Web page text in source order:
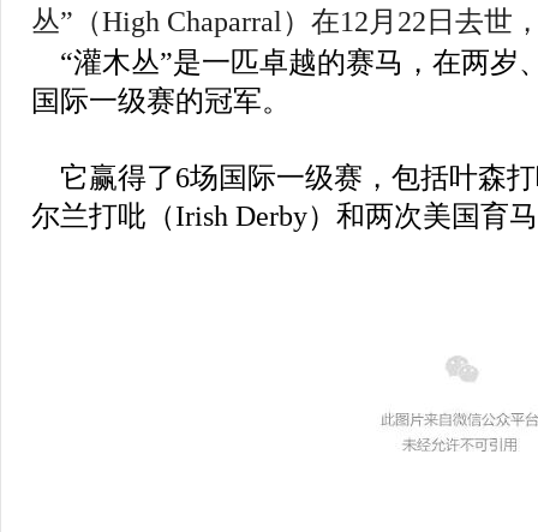
丛”（High Chaparral）在12月22日去世
“灌木丛”是一匹卓越的赛马，在两岁
国际一级赛的冠军。
它赢得了6场国际一级赛，包括叶森打
尔兰打吡（Irish Derby）和两次美国育